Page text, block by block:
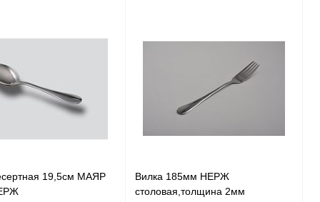
наличии
наличии
19,5см МАЯР
Вилка 185мм НЕРЖ
столовая,толщина 2мм